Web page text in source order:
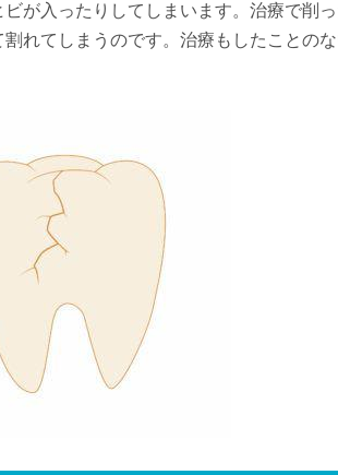
が入ったりしてしまいます。治療で削
れてしまうのです。治療もしたことの